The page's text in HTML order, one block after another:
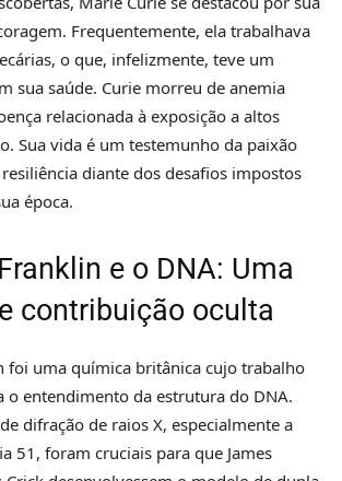
Frequentemente, ela trabalhava
o que, infelizmente, teve um
sua saúde. Curie morreu de anemia
relacionada à exposição a altos
Sua vida é um testemunho da paixão
diante dos desafios impostos
época.
e o DNA: Uma
contribuição oculta
foi uma química britânica cujo trabalho
o entendimento da estrutura do DNA.
difração de raios X, especialmente a
51, foram cruciais para que James